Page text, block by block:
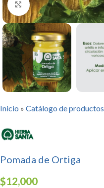
Click to enlarge
Inicio » Catálogo de productos
Pomada de Ortiga
$12,000